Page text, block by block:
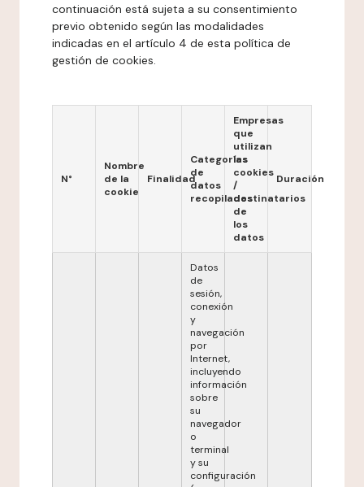
continuación está sujeta a su consentimiento
previo obtenido según las modalidades
indicadas en el artículo 4 de esta política de
gestión de cookies.
N°
Nombre
de la
cookie
Finalidad
Categorías
de
datos
recopilados
Empresas
que
utilizan
las
cookies
/
destinatarios
de
los
datos
Duración
Datos
de
sesión,
conexión
y
navegación
por
Internet,
incluyendo
información
sobre
su
navegador
o
terminal
y su
configuración